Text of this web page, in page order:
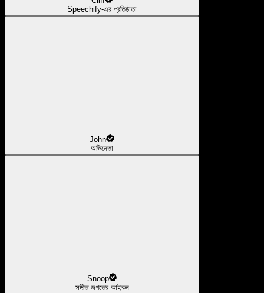
Speechify-এর প্রতিষ্ঠাতা
John
অভিনেতা
Snoop
সঙ্গীত জগতের আইকন